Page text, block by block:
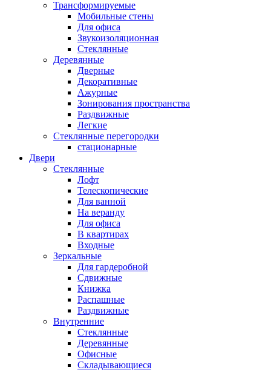
Трансформируемые
Мобильные стены
Для офиса
Звукоизоляционная
Стеклянные
Деревянные
Дверные
Декоративные
Ажурные
Зонирования пространства
Раздвижные
Легкие
Стеклянные перегородки
стационарные
Двери
Стеклянные
Лофт
Телескопические
Для ванной
На веранду
Для офиса
В квартирах
Входные
Зеркальные
Для гардеробной
Сдвижные
Книжка
Распашные
Раздвижные
Внутренние
Стеклянные
Деревянные
Офисные
Складывающиеся